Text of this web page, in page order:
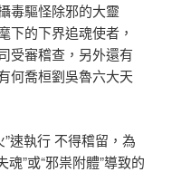
毒驅怪除邪的大靈
下的下界追魂使者，
受審稽查，另外還有
何喬桓劉吳魯六大天
速執行 不得稽留，為
”或“邪祟附體”導致的